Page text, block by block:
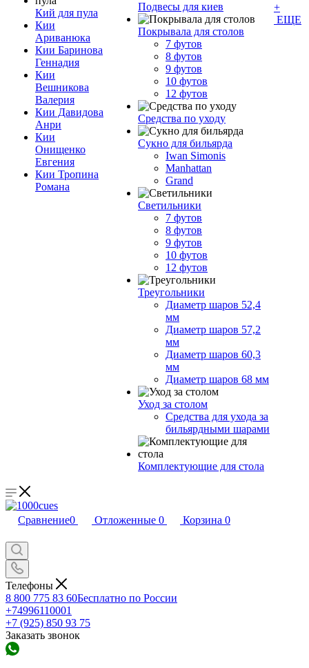
Кий для пула
Кии
Ариванюка
Кии Баринова
Геннадия
Кии
Вешникова
Валерия
Кии Давидова
Анри
Кии
Онищенко
Евгения
Кии Тропина
Романа
Подвесы для киев
Покрывала для столов
7 футов
8 футов
9 футов
10 футов
12 футов
Средства по уходу
Сукно для бильярда
Iwan Simonis
Manhattan
Grand
Светильники
7 футов
8 футов
9 футов
10 футов
12 футов
Треугольники
Диаметр шаров 52,4
мм
Диаметр шаров 57,2
мм
Диаметр шаров 60,3
мм
Диаметр шаров 68 мм
Уход за столом
Средства для ухода за
бильярдными шарами
Комплектующие для стола
+
ЕЩЕ
Сравнение0 Отложенные 0 Корзина 0
Телефоны
8 800 775 83 60Бесплатно по России
+74996110001
+7 (925) 850 93 75
Заказать звонок